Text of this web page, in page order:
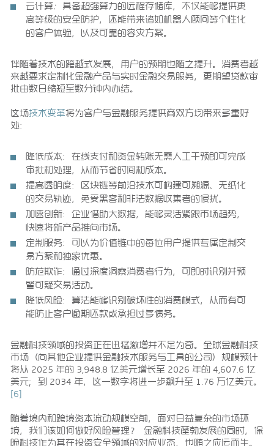
云计算 ： 具备超强算力的远程存储库，不仅能够提供更
高等级的安全防护，还能带来诸如机器人顾问等个性化
的客户体验，以及可靠的容灾方案。
伴随着技术的跨越式发展，用户的预期也随之提升。消费者越
来越要求定制化金融产品与实时金融交易服务，更期望贷款审
批由数日缩短至数分钟内办结。
这场技术变革将为客户与金融服务提供商双方均带来多重好
处：
降低成本：在线支付和资金转账无需人工干预即可完成
审批和处理，从而节省时间和成本。
提高透明度：
区块链等前沿技术可构建可溯源、无纸化
的交易轨迹，免受黑客和非法数据收集者的侵扰。
加速创新： 企业借助大数据，能够灵活紧跟市场趋势，
快速将新产品推向市场。
定制服务：可以为价值链中的每位用户提供专属定制交
易方案和独家优惠。
防范欺诈：通过深度洞察消费者行为，可即时识别并预
警可疑交易活动。
降低风险： 算法能够识别破坏性的消费模式，从而有可
能防止客户逾期还款或承担过多债务。
金融科技领域的投资正在迅猛激增并不足为奇。全球金融科技
市场（向其他企业提供金融技术服务与工具的公司）规模预计
将从 2025 年的 3,948.8 亿美元增长至 2026 年的 4,607.6 亿
美元；到 2034 年，这一数字将进一步飙升至 1.76 万亿美元。
[6]
随着境内和跨境资本流动规模空前，面对日益复杂的市场环
境，我们该如何做好风险管理？ 金融科技蓬勃发展的同时，保
险科技作为其在投资安全领域的对应业态，也随之应运而生。